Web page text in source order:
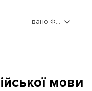
Івано-Франківськ
мови